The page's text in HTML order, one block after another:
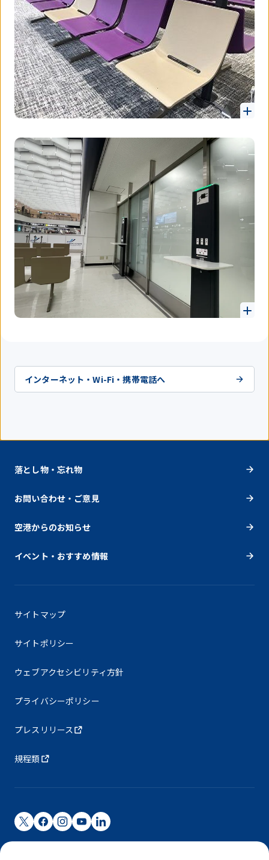
インターネット・Wi-Fi・携帯電話へ
落とし物・忘れ物
お問い合わせ・ご意見
空港からのお知らせ
イベント・おすすめ情報
サイトマップ
サイトポリシー
ウェブアクセシビリティ方針
プライバシーポリシー
プレスリリース
規程類